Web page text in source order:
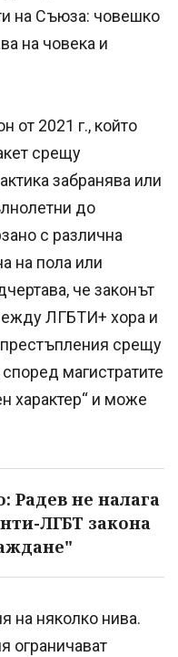
на Съюза: човешко
на човека и
от 2021 г., който
срещу
забранява или
до
с различна
на пола или
че законът
ЛГБТИ+ хора и
срещу
магистратите
характер“ и може
Радев не налага
ЛГБТ закона
на няколко нива.
ограничават